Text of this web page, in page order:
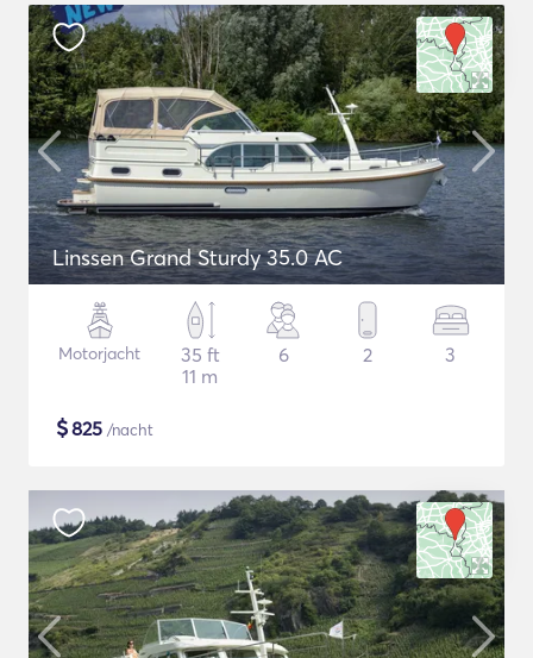
Linssen Grand Sturdy 35.0 AC
Motorjacht
35 ft
11 m
6 2 3
$825 /nacht